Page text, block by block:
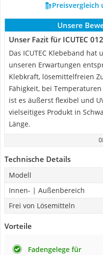
Preisvergleich
Unsere
Unser Fazit für ICUTEC
Das ICUTEC Klebeband
unseren Erwartungen
Klebkraft, lösemittelfreien
Fähigkeit, bei
ist es äußerst flexibel und
vielseitiges Produkt in
Länge.
Technische Details
Modell
Innen- | Außenbereich
Frei von Lösemitteln
Vorteile
Fadengelege für